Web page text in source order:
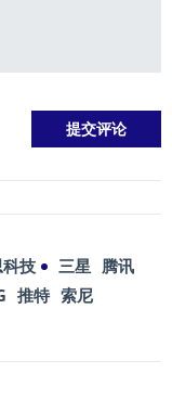
技 三星 腾讯
推特 索尼